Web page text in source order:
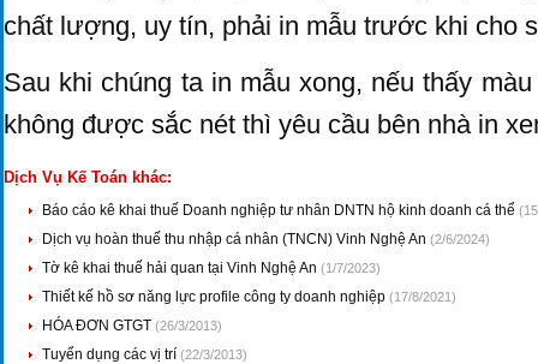
chất lượng, uy tín, phải in mẫu trước khi cho
Sau khi chúng ta in mẫu xong, nếu thấy
không được sắc nét thì yêu cầu bên nhà in
Dịch Vụ Kế Toán khác:
Báo cáo kê khai thuế Doanh nghiệp tư nhân DNTN hộ kinh doanh cá thể
Dịch vụ hoàn thuế thu nhập cá nhân (TNCN) Vinh Nghệ An (2/6/2024)
Tờ kê khai thuế hải quan tại Vinh Nghệ An (1/7/2023)
Thiết kế hồ sơ năng lực profile công ty doanh nghiệp (17/8/2021)
HÓA ĐƠN GTGT (26/3/2013)
Tuyển dụng các vị trí (22/3/2013)